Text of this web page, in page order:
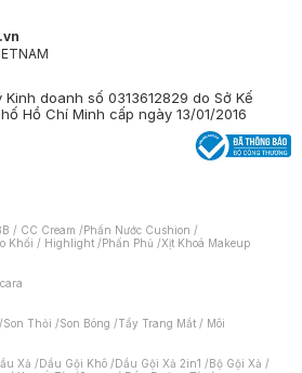
doanh số 0313612829 do Sở Kế
Hồ Chí Minh cấp ngày 13/01/2016
/ CC Cream / Phấn Nước Cushion /
Khối / Highlight / Phấn Phủ /Xịt Khoá Makeup
/Son Thỏi /Son Bóng /Tẩy Trang Mắt / Môi
Xả / Dầu Gội Khô / Dầu Gội Xả 2in1 / Bộ Gội Xả /